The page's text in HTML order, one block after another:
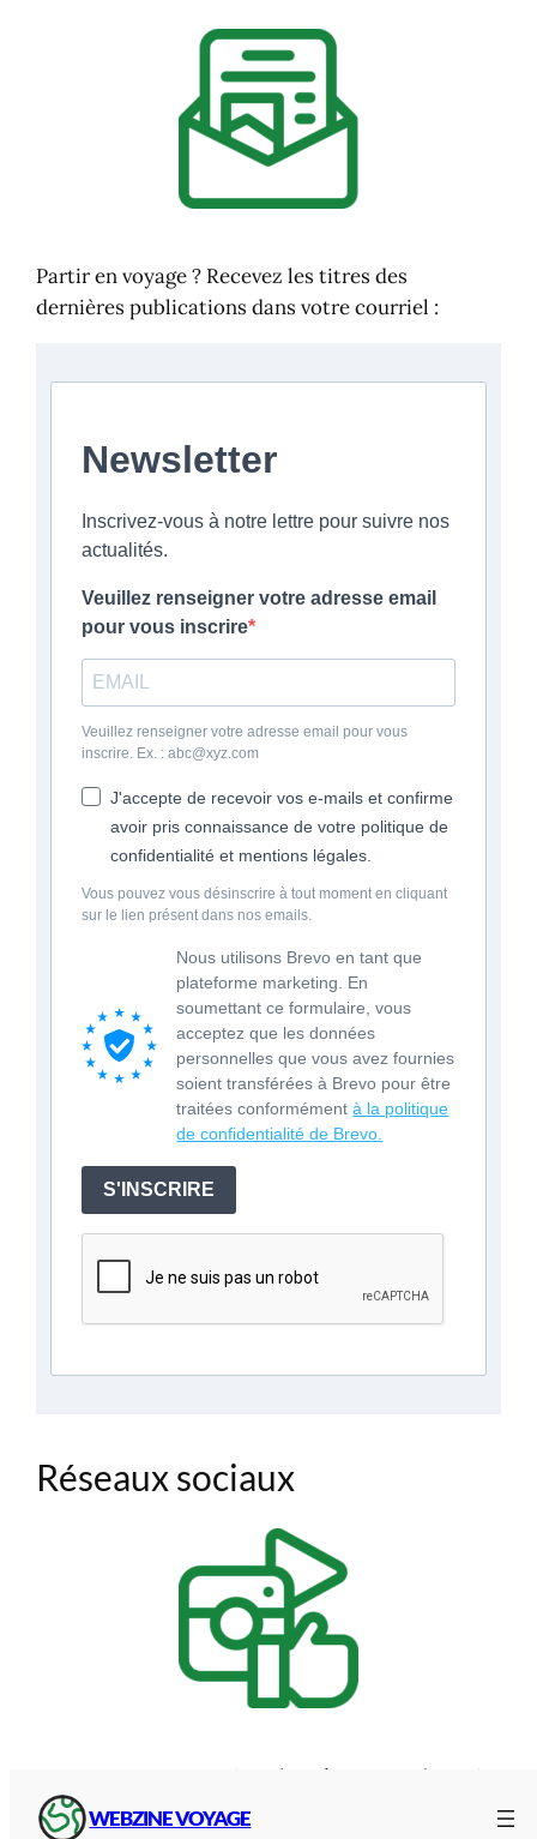
WEBZINE VOYAGE
Partir en voyage ? Recevez les titres des
dernières publications dans votre courriel :
Newsletter
Inscrivez-vous à notre lettre pour suivre nos
actualités.
Veuillez renseigner votre adresse email
pour vous inscrire
Veuillez renseigner votre adresse email pour vous
inscrire. Ex. : abc@xyz.com
J'accepte de recevoir vos e-mails et confirme
avoir pris connaissance de votre politique de
confidentialité et mentions légales.
Vous pouvez vous désinscrire à tout moment en cliquant
sur le lien présent dans nos emails.
Nous utilisons Brevo en tant que
plateforme marketing. En
soumettant ce formulaire, vous
acceptez que les données
personnelles que vous avez fournies
soient transférées à Brevo pour être
traitées conformémentà la politique
de confidentialité de Brevo.
S'INSCRIRE
Réseaux sociaux
Retrouvez-nous aussi sur les réseaux sociaux
via
: